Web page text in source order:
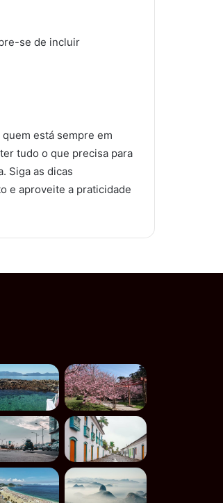
se de incluir
está sempre em
tudo o que precisa para
Siga as dicas
e aproveite a praticidade